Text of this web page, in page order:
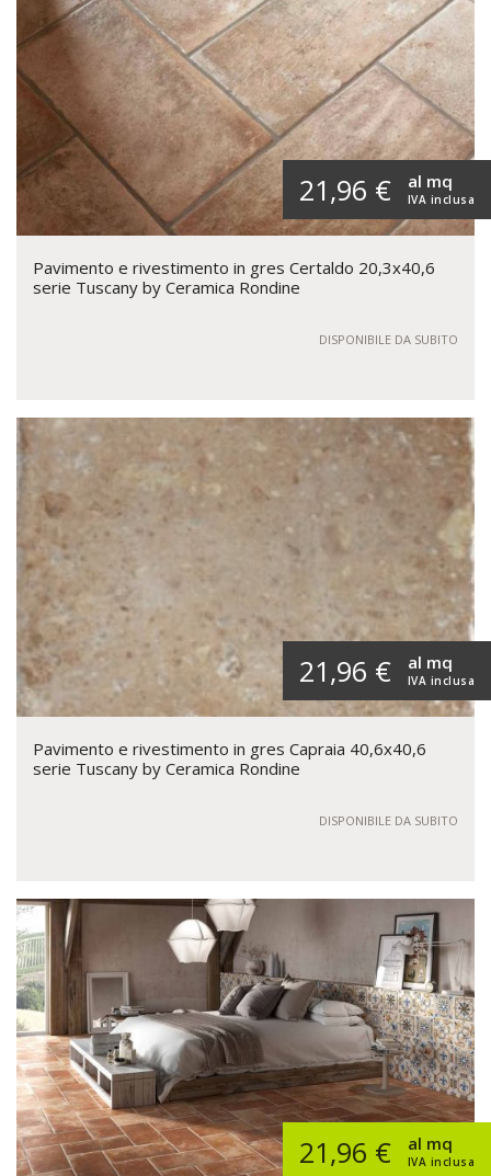
21,96 € IVA inclusa
al mq
Pavimento e rivestimento in gres Certaldo 20,3x40,6
serie Tuscany by Ceramica Rondine
DISPONIBILE DA SUBITO
21,96 € IVA inclusa
al mq
Pavimento e rivestimento in gres Capraia 40,6x40,6
serie Tuscany by Ceramica Rondine
DISPONIBILE DA SUBITO
21,96 € IVA inclusa
al mq